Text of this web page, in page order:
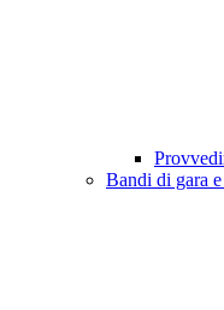
Bandi di gara